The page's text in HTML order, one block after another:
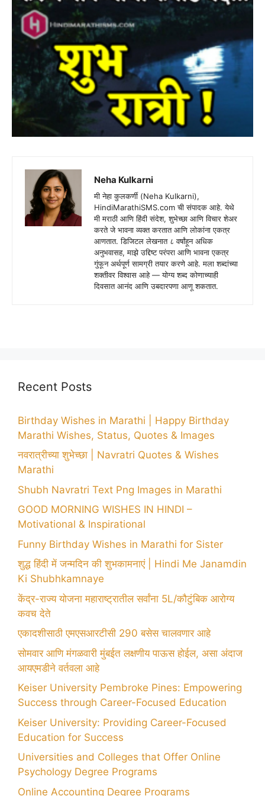
Neha Kulkarni
मी नेहा कुलकर्णी (Neha Kulkarni),
HindiMarathiSMS.com ची संपादक आहे. येथे
मी मराठी आणि हिंदी संदेश, शुभेच्छा आणि विचार शेअर
करते जे भावना व्यक्त करतात आणि लोकांना एकत्र
आणतात. डिजिटल लेखनात ८ वर्षांहून अधिक
अनुभवासह, माझे उद्दिष्ट परंपरा आणि भावना एकत्र
गुंफून अर्थपूर्ण सामग्री तयार करणे आहे. मला शब्दांच्या
शक्तीवर विश्वास आहे — योग्य शब्द कोणाच्याही
दिवसात आनंद आणि उबदारपणा आणू शकतात.
Recent Posts
Birthday Wishes in Marathi | Happy Birthday
Marathi Wishes, Status, Quotes & Images
नवरात्रीच्या शुभेच्छा | Navratri Quotes & Wishes
Marathi
Shubh Navratri Text Png Images in Marathi
GOOD MORNING WISHES IN HINDI –
Motivational & Inspirational
Funny Birthday Wishes in Marathi for Sister
शुद्ध हिंदी में जन्मदिन की शुभकामनाएं | Hindi Me Janamdin
Ki Shubhkamnaye
केंद्र-राज्य योजना महाराष्ट्रातील सर्वांना 5L/कौटुंबिक आरोग्य
कवच देते
एकादशीसाठी एमएसआरटीसी 290 बसेस चालवणार आहे
सोमवार आणि मंगळवारी मुंबईत लक्षणीय पाऊस होईल, असा अंदाज
आयएमडीने वर्तवला आहे
Keiser University Pembroke Pines: Empowering
Success through Career-Focused Education
Keiser University: Providing Career-Focused
Education for Success
Universities and Colleges that Offer Online
Psychology Degree Programs
Online Accounting Degree Programs